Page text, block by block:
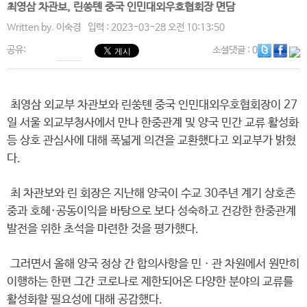
최영삼 차관보, 린쑹톈 중국 인민대외우호협회장 면담
Written by. 이숙경 입력 : 2023-03-28 오전 10:13:50
공유: 소셜댓글: 0
최영삼 외교부 차관보와 린쑹톈 중국 인민대외우호협회장이 27
일 서울 외교부청사에서 만나 한중관계 및 양국 민간 교류 활성화
등 상호 관심사에 대해 폭넓게 의견을 교환했다고 외교부가 밝혔
다.
최 차관보와 린 회장은 지난해 양국이 수교 30주년 계기 상호존
중과 호혜·공동이익을 바탕으로 보다 성숙하고 건강한 한중관계
발전을 위한 초석을 마련한 것을 평가했다.
그러면서 올해 양국 정상 간 합의사항을 민ㆍ관 차원에서 원만히
이행하는 한편 그간 코로나로 제한되어온 다양한 분야의 교류를
활성화할 필요성에 대해 공감했다.